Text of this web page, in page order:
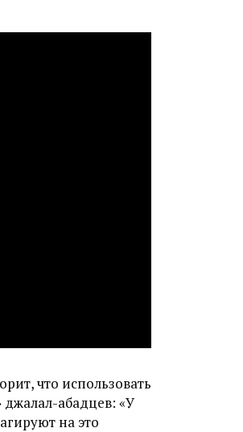
что использовать
абадцев: «У
на это